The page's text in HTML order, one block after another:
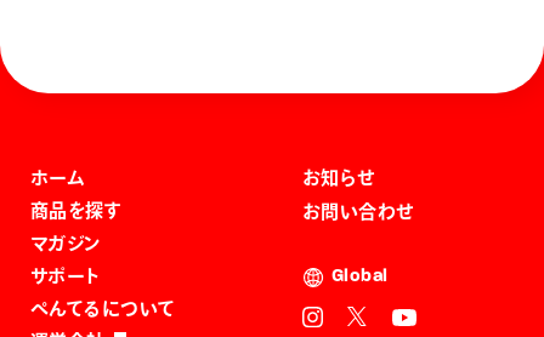
ホーム
商品を探す
マガジン
サポート
ぺんてるについて
お知らせ
お問い合わせ
Global